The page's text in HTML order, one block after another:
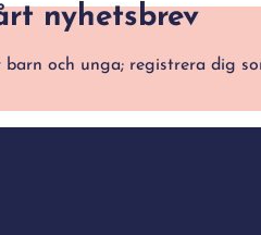
nyhetsbrev
barn och unga; registrera dig